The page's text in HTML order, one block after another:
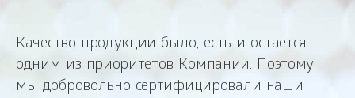
Качество продукции было, есть и остается
одним из приоритетов Компании. Поэтому
мы добровольно сертифицировали наши